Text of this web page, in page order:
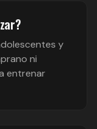
y
ni
entrenar